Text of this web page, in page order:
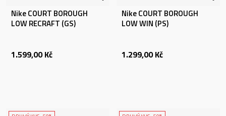
Nike COURT BOROUGH
LOW RECRAFT (GS)
1.599,00 Kč
Nike COURT BOROUGH
LOW WIN (PS)
1.299,00 Kč